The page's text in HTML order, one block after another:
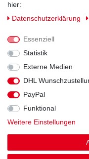
Widerrufs­recht
hier:
Daten­schutz­erklärung
Essenziell
Statistik
Externe Medien
DHL
PayPal
Funktional
Weitere Einstellungen